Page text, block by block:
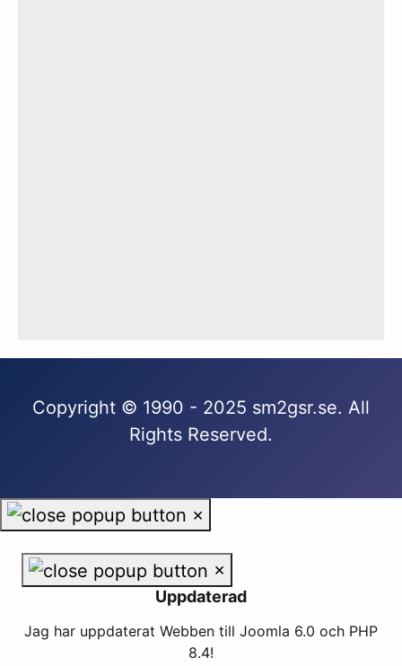
Copyright © 1990 - 2025 sm2gsr.se. All
Rights Reserved.
×
×
Uppdaterad
Jag har uppdaterat Webben till Joomla 6.0 och PHP
8.4!